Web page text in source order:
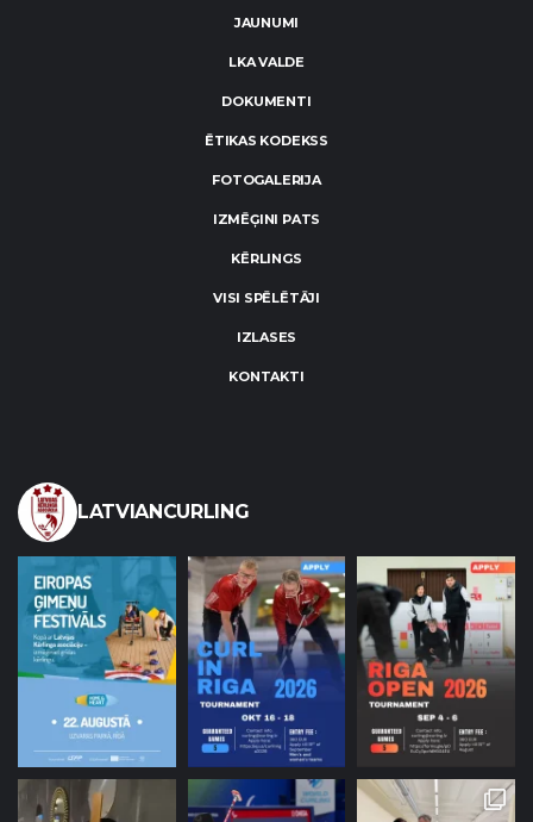
JAUNUMI
LKA VALDE
DOKUMENTI
ĒTIKAS KODEKSS
FOTOGALERIJA
IZMĒĢINI PATS
KĒRLINGS
VISI SPĒLĒTĀJI
IZLASES
KONTAKTI
LATVIANCURLING